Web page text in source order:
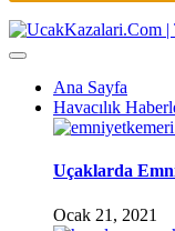
Ana Sayfa
Havacılık
Uçaklarda
Ocak 21, 2021